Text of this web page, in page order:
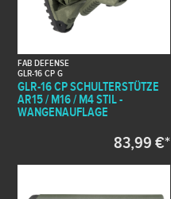
FAB DEFENSE
GLR-16 CP G
GLR-16 CP SCHULTERSTÜTZE
AR15 / M16 / M4 STIL -
WANGENAUFLAGE
83,99 €*